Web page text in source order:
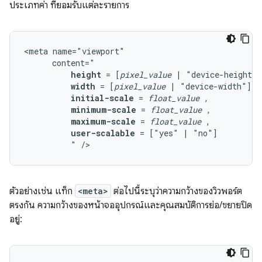
ประเภทค่า ที่ยอมรับแต่ละรายการ
<meta
height = [pixel_value |
"device-height"]
width = [pixel_value | "device-width"]
initial-scale = float_value
minimum-scale = float_value
maximum-scale = float_value
user-scalable = ["yes" |
"
/>
ตัวอย่างเช่น แท็ก <meta> ต่อไปนี้ระบุว่าความกว้างของวิวพอร์ต
ตรงกัน ความกว้างของหน้าจออุปกรณ์และคุณสมบัติการย่อ/ขยายปิด
อยู่: